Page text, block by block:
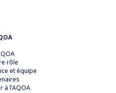
rôle
et équipe
à l’AQOA